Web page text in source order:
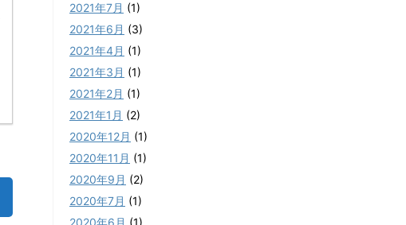
2021年7月 (1)
2021年6月 (3)
2021年4月 (1)
2021年3月 (1)
2021年2月 (1)
2021年1月 (2)
2020年12月 (1)
2020年11月 (1)
2020年9月 (2)
2020年7月 (1)
2020年6月 (1)